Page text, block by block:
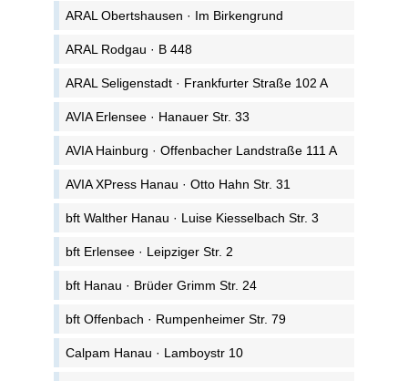
ARAL Obertshausen · Im Birkengrund
ARAL Rodgau · B 448
ARAL Seligenstadt · Frankfurter Straße 102 A
AVIA Erlensee · Hanauer Str. 33
AVIA Hainburg · Offenbacher Landstraße 111 A
AVIA XPress Hanau · Otto Hahn Str. 31
bft Walther Hanau · Luise Kiesselbach Str. 3
bft Erlensee · Leipziger Str. 2
bft Hanau · Brüder Grimm Str. 24
bft Offenbach · Rumpenheimer Str. 79
Calpam Hanau · Lamboystr 10